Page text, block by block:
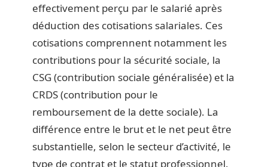
effectivement perçu par le salarié après
déduction des cotisations salariales. Ces
cotisations comprennent notamment les
contributions pour la sécurité sociale, la
CSG (contribution sociale généralisée) et la
CRDS (contribution pour le
remboursement de la dette sociale). La
différence entre le brut et le net peut être
substantielle, selon le secteur d’activité, le
type de contrat et le statut professionnel.